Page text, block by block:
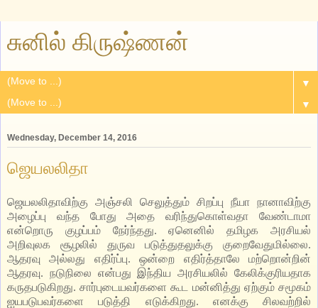
சுனில் கிருஷ்ணன்
▼
▼
Wednesday, December 14, 2016
ஜெயலலிதா
ஜெயலலிதாவிற்கு அஞ்சலி செலுத்தும் சிறப்பு நீயா நானாவிற்கு
அழைப்பு வந்த போது அதை வரிந்துகொள்வதா வேண்டாமா
என்றொரு குழப்பம் நேர்ந்தது. ஏனெனில் தமிழக அரசியல்
அறிவுலக சூழலில் துருவ படுத்துதலுக்கு குறைவேதுமில்லை.
ஆதரவு அல்லது எதிர்ப்பு. ஒன்றை எதிர்த்தாலே மற்றொன்றின்
ஆதரவு. நடுநிலை என்பது இந்திய அரசியலில் கேலிக்குரியதாக
கருதபடுகிறது. சார்புடையவர்களை கூட மன்னித்து ஏற்கும் சமூகம்
ஐயபடுபவர்களை படுத்தி எடுக்கிறது. எனக்கு சிலவற்றில்